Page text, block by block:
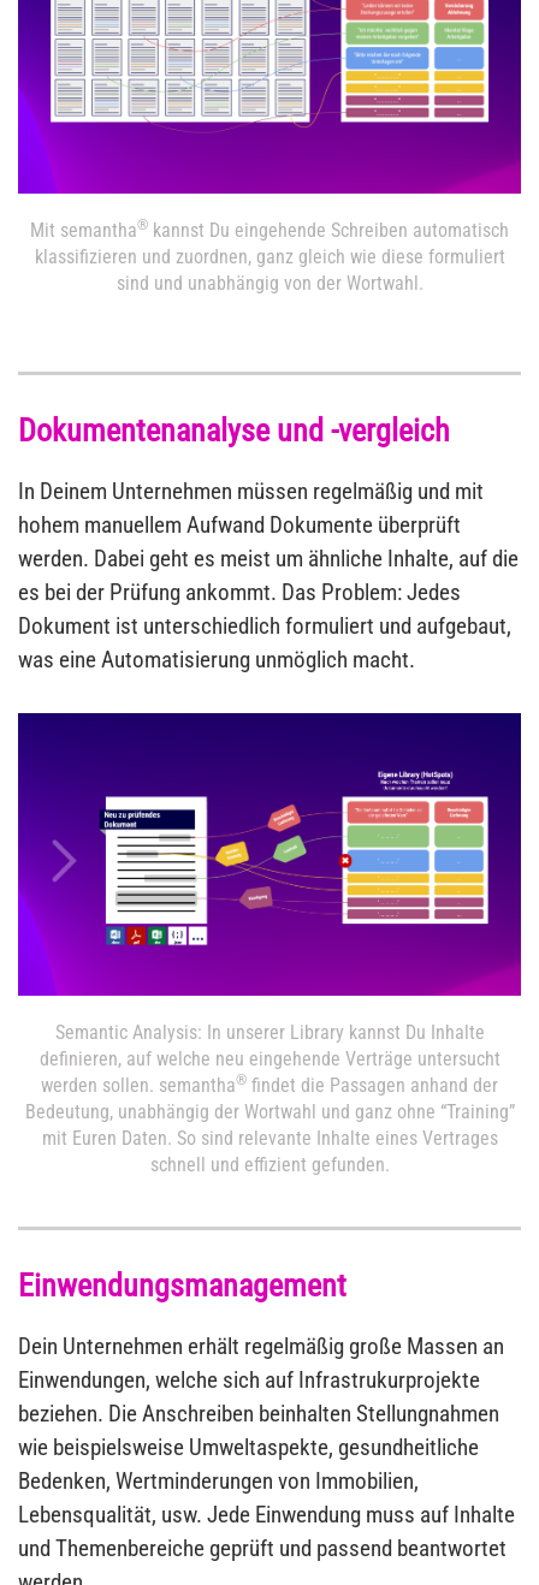
Mit semantha® kannst Du eingehende Schreiben automatisch
klassifizieren und zuordnen, ganz gleich wie diese formuliert
sind und unabhängig von der Wortwahl.
Dokumentenanalyse und -vergleich
In Deinem Unternehmen müssen regelmäßig und mit
hohem manuellem Aufwand Dokumente überprüft
werden. Dabei geht es meist um ähnliche Inhalte, auf die
es bei der Prüfung ankommt. Das Problem: Jedes
Dokument ist unterschiedlich formuliert und aufgebaut,
was eine Automatisierung unmöglich macht.
Semantic Analysis: In unserer Library kannst Du Inhalte
definieren, auf welche neu eingehende Verträge untersucht
werden sollen. semantha® findet die Passagen anhand der
Bedeutung, unabhängig der Wortwahl und ganz ohne “Training”
mit Euren Daten. So sind relevante Inhalte eines Vertrages
schnell und effizient gefunden.
Einwendungsmanagement
Dein Unternehmen erhält regelmäßig große Massen an
Einwendungen, welche sich auf Infrastrukurprojekte
beziehen. Die Anschreiben beinhalten Stellungnahmen
wie beispielsweise Umweltaspekte, gesundheitliche
Bedenken, Wertminderungen von Immobilien,
Lebensqualität, usw. Jede Einwendung muss auf Inhalte
und Themenbereiche geprüft und passend beantwortet